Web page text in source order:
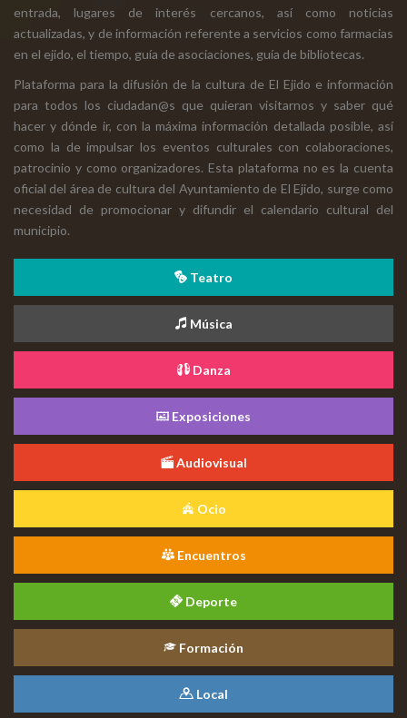
entrada, lugares de interés cercanos, así como noticias
actualizadas, y de información referente a servicios como farmacias
en el ejido, el tiempo, guía de asociaciones, guía de bibliotecas.
Plataforma para la difusión de la cultura de El Ejido e información
para todos los ciudadan@s que quieran visitarnos y saber qué
hacer y dónde ir, con la máxima información detallada posible, así
como la de impulsar los eventos culturales con colaboraciones,
patrocinio y como organizadores. Esta plataforma no es la cuenta
oficial del área de cultura del Ayuntamiento de El Ejido, surge como
necesidad de promocionar y difundir el calendario cultural del
municipio.
Teatro
Música
Danza
Exposiciones
Audiovisual
Ocio
Encuentros
Deporte
Formación
Local